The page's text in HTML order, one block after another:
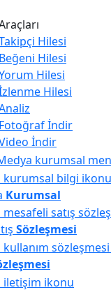
Hilesi
Beğeni Hilesi
Hilesi
Hilesi
Fotoğraf İndir
İndir
Kurumsal
Sözleşmesi